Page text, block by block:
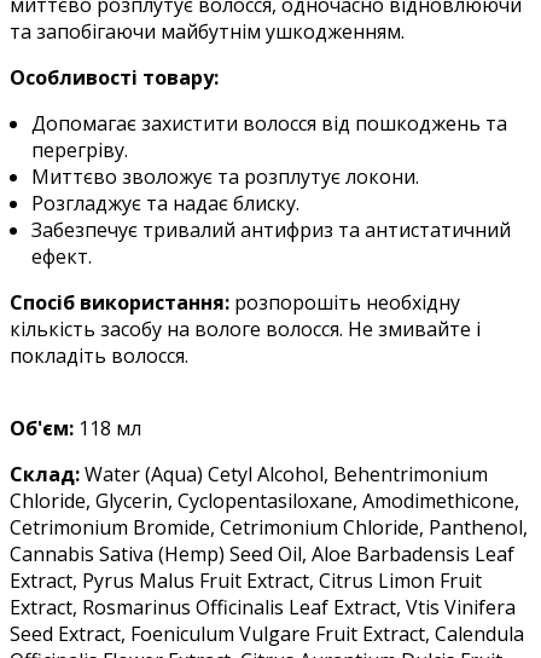
та запобігаючи майбутнім ушкодженням.
Особливості товару:
Допомагає захистити волосся від пошкоджень та
перегріву.
Миттєво зволожує та розплутує локони.
Розгладжує та надає блиску.
Забезпечує тривалий антифриз та антистатичний
ефект.
Спосіб використання: розпорошіть необхідну
кількість засобу на вологе волосся. Не змивайте і
покладіть волосся.
Об'єм: 118 мл
Склад:Water (Aqua) Cetyl Alcohol, Behentrimonium
Chloride, Glycerin, Cyclopentasiloxane, Amodimethicone,
Cetrimonium Bromide, Cetrimonium Chloride, Panthenol,
Cannabis Sativa (Hemp) Seed Oil, Aloe Barbadensis Leaf
Extract, Pyrus Malus Fruit Extract, Citrus Limon Fruit
Extract, Rosmarinus Officinalis Leaf Extract, Vtis Vinifera
Seed Extract, Foeniculum Vulgare Fruit Extract, Calendula